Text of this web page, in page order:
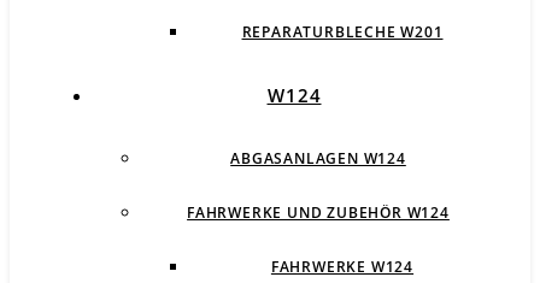
REPARATURBLECHE W201
W124
ABGASANLAGEN W124
FAHRWERKE UND ZUBEHÖR W124
FAHRWERKE W124